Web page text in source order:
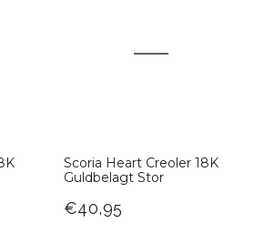
Scoria Heart Creoler 18K
Guldbelagt Stor
€40,95